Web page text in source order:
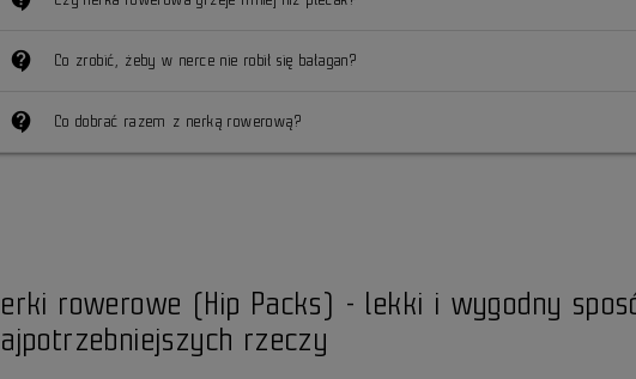
contact_support Co zrobić, żeby w nerce nie robił się bałagan?
contact_support Co dobrać razem z nerką rowerową?
rowerowe (Hip Packs) - lekki i wygodny
rzeczy